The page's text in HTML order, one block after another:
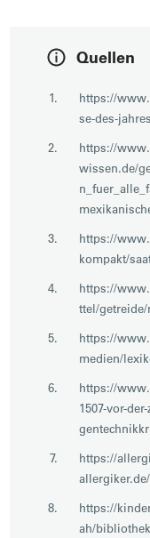
Quellen
https://
se-des-
https://
wissen.de/
https://
kompakt/
https://
ttel/getreide/
https://
medien/
https://
1507-vor-
https://
https://
ah/